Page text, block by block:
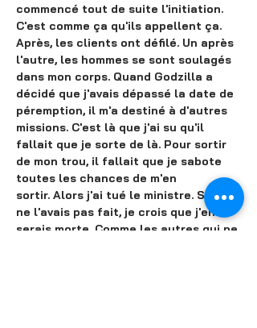
commencé tout de suite l'initiation.
C'est comme ça qu'ils appellent ça.
Après, les clients ont défilé. Un après
l'autre, les hommes se sont soulagés
dans mon corps. Quand Godzilla a
décidé que j'avais dépassé la date de
péremption, il m'a destiné à d'autres
missions. C'est là que j'ai su qu'il
fallait que je sorte de là. Pour sortir
de mon trou, il fallait que je sabote
toutes les chances de m'en
sortir. Alors j'ai tué le ministre. Si je
ne l'avais pas fait, je crois que j'en
serais morte. Comme les autres qui ne